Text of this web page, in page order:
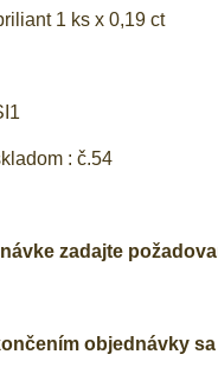
1 ks x 0,19 ct
: č.54
zadajte
objednávky